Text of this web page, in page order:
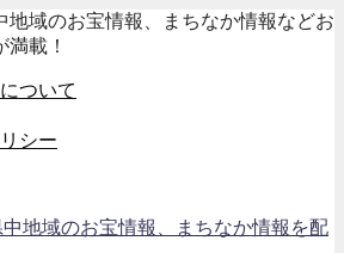
地域のお宝情報、まちなか情報などお
載！
ついて
シー